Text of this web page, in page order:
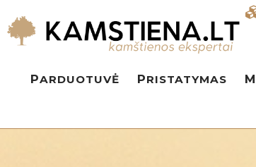
PARDUOTUVĖ PRISTATYMAS